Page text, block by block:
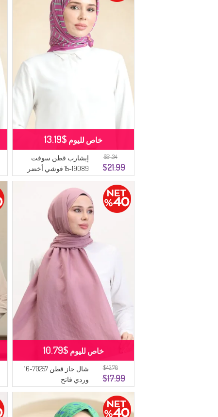
$51.34
$21.99
إيشارب قطن سوفت
19089-15 فوشي أخضر
خاص لليوم $13.19
$42.78
$17.99
شال جاز قطن 70257-16
وردي فاتح
خاص لليوم $10.79